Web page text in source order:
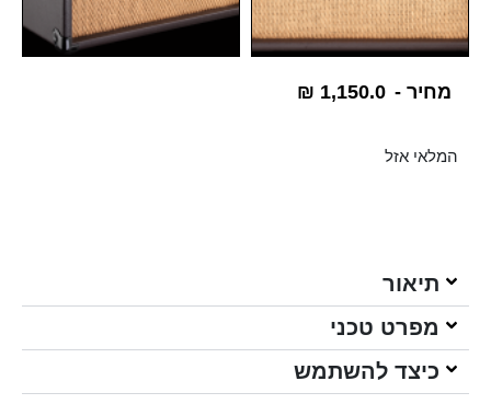
מחיר - ₪ 1,150.0
המלאי אזל
תיאור
מפרט טכני
כיצד להשתמש